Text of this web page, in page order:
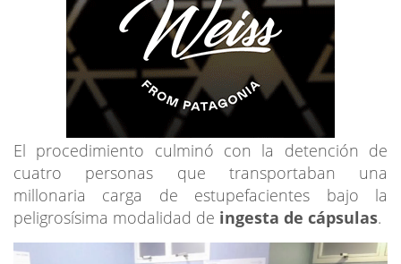
El procedimiento culminó con la detención de
cuatro personas que transportaban una
millonaria carga de estupefacientes bajo la
peligrosísima modalidad de ingesta de cápsulas.